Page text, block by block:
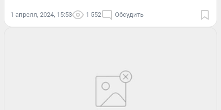
1 апреля, 2024, 15:53 1 552 Обсудить